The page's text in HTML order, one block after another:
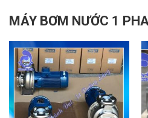
MÁY BƠM NƯỚC 1